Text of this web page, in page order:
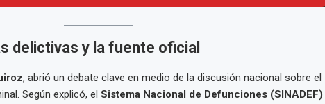
delictivas y la fuente oficial
, abrió un debate clave en medio de la discusión nacional sobre el
Según explicó, el Sistema Nacional de Defunciones (SINADEF)